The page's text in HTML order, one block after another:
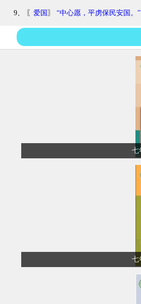
9、 〖 爱国 〗 “中心愿，平虏保民安国。”
七
七